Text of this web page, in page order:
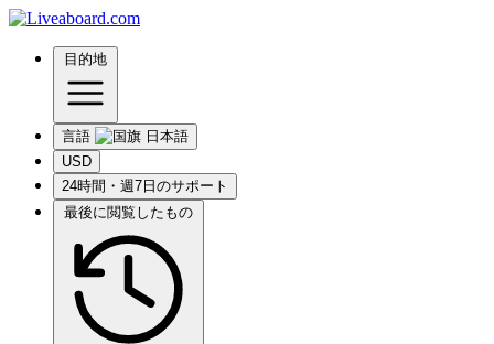
目的地
言語
USD
24時間・週7日のサポート
最後に閲覧したもの